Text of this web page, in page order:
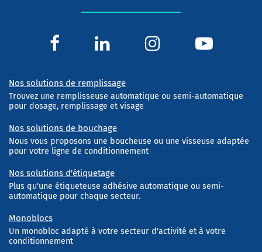
Nos solutions de remplissage
Trouvez une remplisseuse automatique ou semi-automatique
pour dosage, remplissage et visage
Nos solutions de bouchage
Nous vous proposons une boucheuse ou une visseuse adaptée
pour votre ligne de conditionnement
Nos solutions d'étiquetage
Plus qu'une étiqueteuse adhésive automatique ou semi-
automatique pour chaque secteur.
Monoblocs
Un monobloc adapté à votre secteur d'activité et à votre
conditionnement